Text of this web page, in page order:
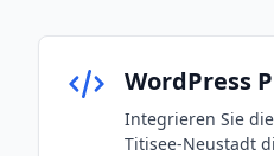
WordPress
Integrieren Sie
Titisee-Neustadt